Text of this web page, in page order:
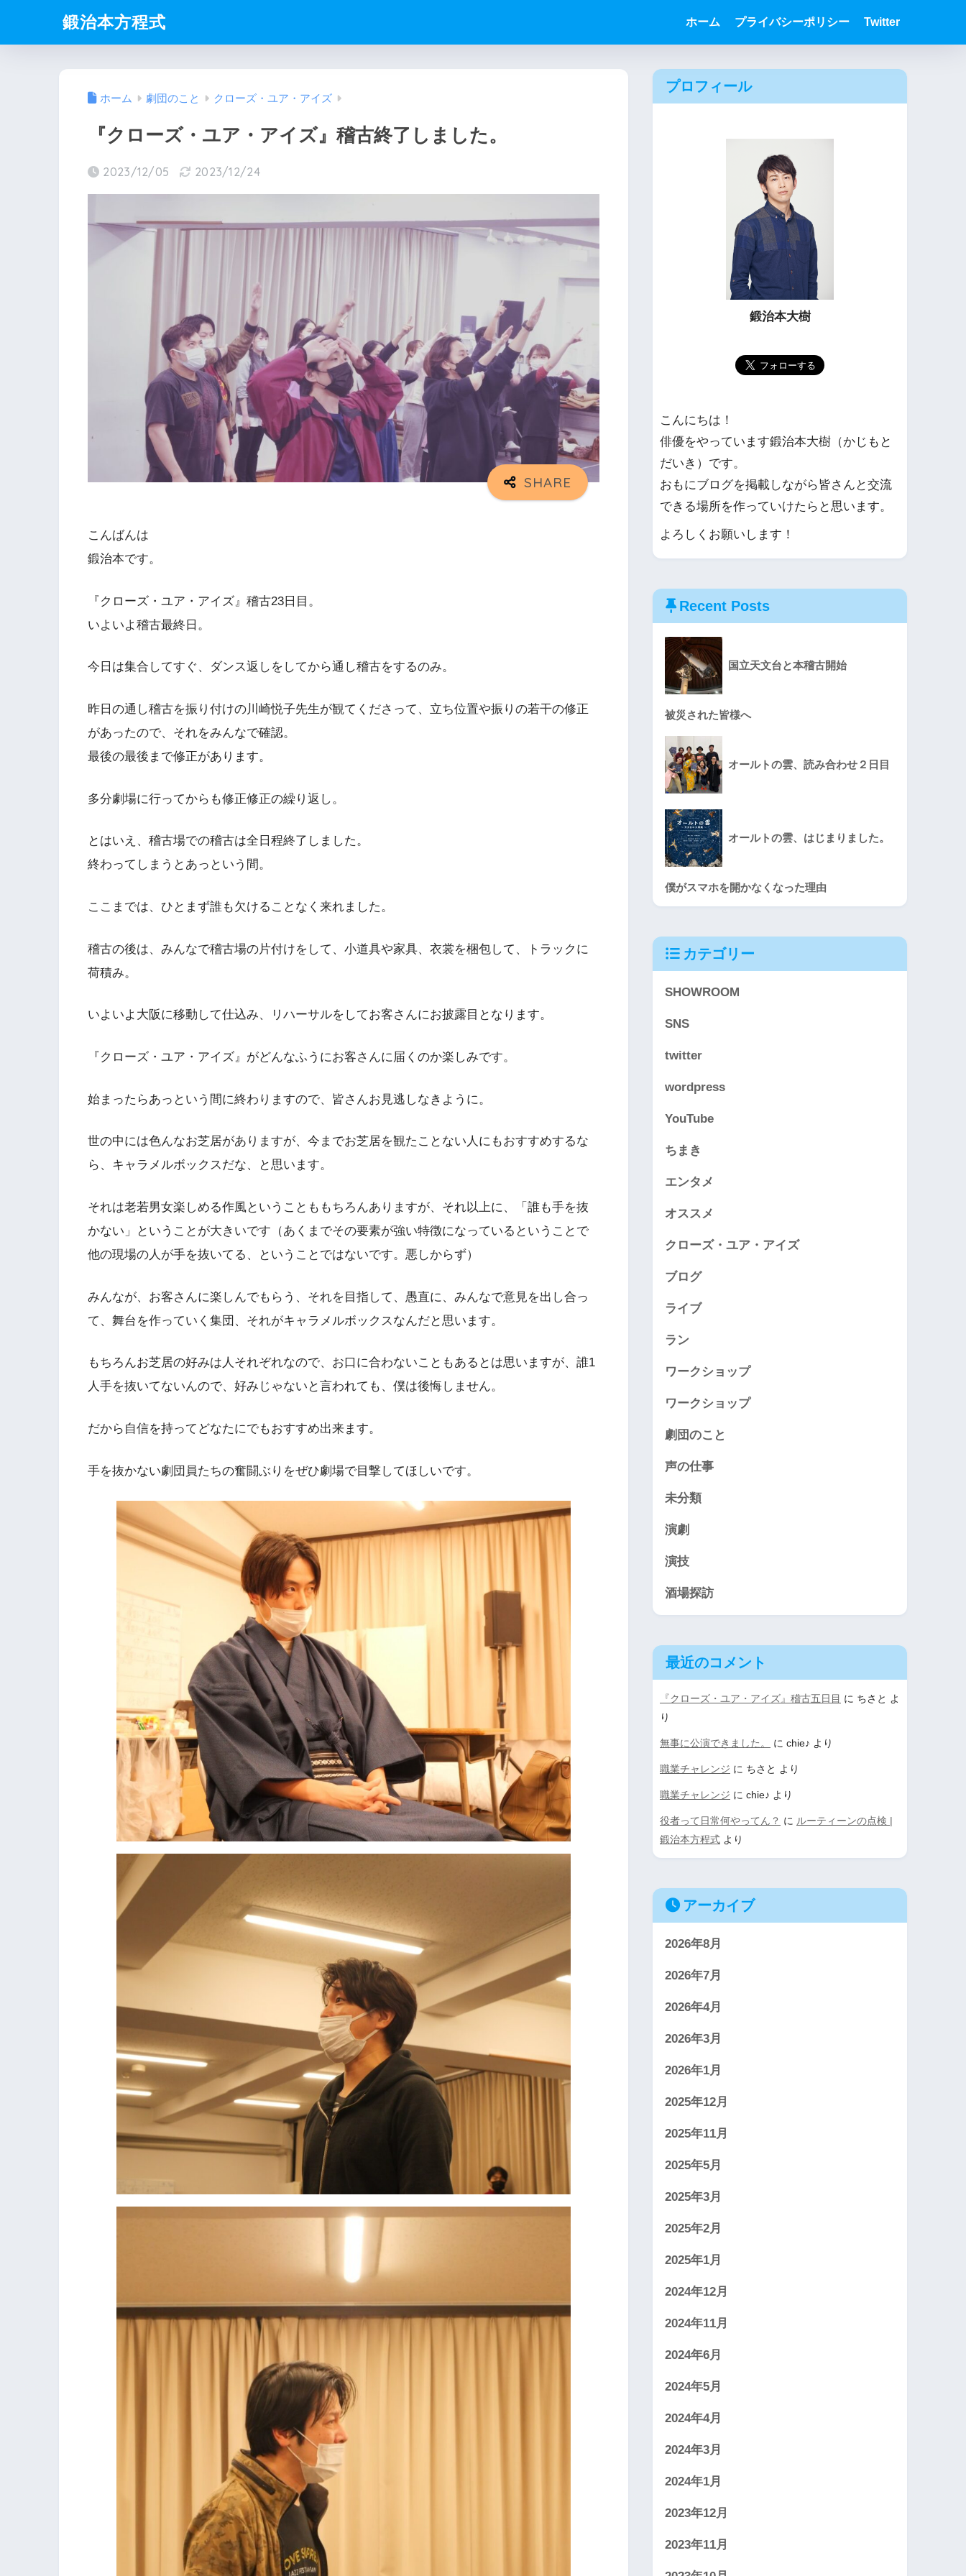
鍛治本方程式 ホーム プライバシーポリシー Twitter
ホーム 劇団のこと クローズ・ユア・アイズ
『クローズ・ユア・アイズ』稽古終了しました。
2023/12/05 2023/12/24
こんばんは
鍛治本です。
『クローズ・ユア・アイズ』稽古23日目。
いよいよ稽古最終日。
今日は集合してすぐ、ダンス返しをしてから通し稽古をするのみ。
昨日の通し稽古を振り付けの川崎悦子先生が観てくださって、立ち位置や振りの若干の修正
があったので、それをみんなで確認。
最後の最後まで修正があります。
多分劇場に行ってからも修正修正の繰り返し。
とはいえ、稽古場での稽古は全日程終了しました。
終わってしまうとあっという間。
ここまでは、ひとまず誰も欠けることなく来れました。
稽古の後は、みんなで稽古場の片付けをして、小道具や家具、衣裳を梱包して、トラックに
荷積み。
いよいよ大阪に移動して仕込み、リハーサルをしてお客さんにお披露目となります。
『クローズ・ユア・アイズ』がどんなふうにお客さんに届くのか楽しみです。
始まったらあっという間に終わりますので、皆さんお見逃しなきように。
世の中には色んなお芝居がありますが、今までお芝居を観たことない人にもおすすめするな
ら、キャラメルボックスだな、と思います。
それは老若男女楽しめる作風ということももちろんありますが、それ以上に、「誰も手を抜
かない」ということが大きいです（あくまでその要素が強い特徴になっているということで
他の現場の人が手を抜いてる、ということではないです。悪しからず）
みんなが、お客さんに楽しんでもらう、それを目指して、愚直に、みんなで意見を出し合っ
て、舞台を作っていく集団、それがキャラメルボックスなんだと思います。
もちろんお芝居の好みは人それぞれなので、お口に合わないこともあるとは思いますが、誰1
人手を抜いてないんので、好みじゃないと言われても、僕は後悔しません。
だから自信を持ってどなたにでもおすすめ出来ます。
手を抜かない劇団員たちの奮闘ぶりをぜひ劇場で目撃してほしいです。
プロフィール
鍛治本大樹
こんにちは！
俳優をやっています鍛治本大樹（かじもと
だいき）です。
おもにブログを掲載しながら皆さんと交流
できる場所を作っていけたらと思います。
よろしくお願いします！
Recent Posts
国立天文台と本稽古開始
被災された皆様へ
オールトの雲、読み合わせ２日目
オールトの雲、はじまりました。
僕がスマホを開かなくなった理由
カテゴリー
SHOWROOM
SNS
twitter
wordpress
YouTube
ちまき
エンタメ
オススメ
クローズ・ユア・アイズ
ブログ
ライブ
ラン
ワークショップ
ワークショップ
劇団のこと
声の仕事
未分類
演劇
演技
酒場探訪
最近のコメント
『クローズ・ユア・アイズ』稽古五日目 に ちさと よ
り
無事に公演できました。 に chie♪ より
職業チャレンジ に ちさと より
職業チャレンジ に chie♪ より
役者って日常何やってん？ に ルーティーンの点検 |
鍛治本方程式 より
アーカイブ
2026年8月
2026年7月
2026年4月
2026年3月
2026年1月
2025年12月
2025年11月
2025年5月
2025年3月
2025年2月
2025年1月
2024年12月
2024年11月
2024年6月
2024年5月
2024年4月
2024年3月
2024年1月
2023年12月
2023年11月